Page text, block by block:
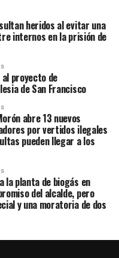
heridos al evitar una
internos en la prisión de
al proyecto de
de San Francisco
abre 13 nuevos
por vertidos ilegales
pueden llegar a los
planta de biogás en
del alcalde, pero
y una moratoria de dos